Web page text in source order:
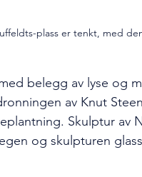
plass er tenkt, med
belegg av lyse og
av Knut
Skulptur av
og skulpturen